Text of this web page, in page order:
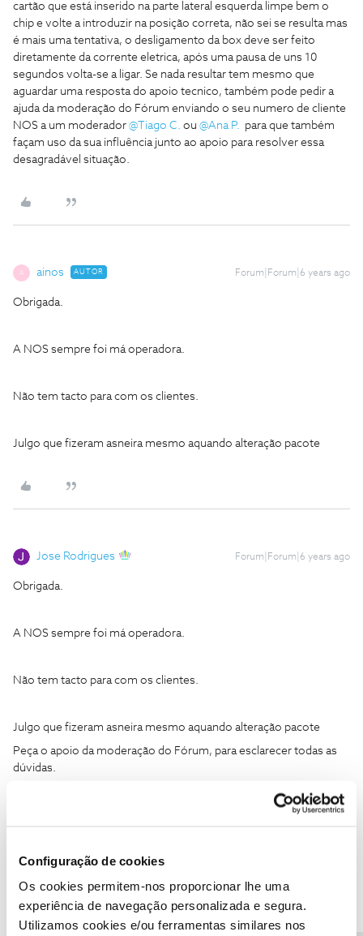
Configuração de cookies
Os cookies permitem-nos proporcionar lhe uma
experiência de navegação personalizada e segura.
Utilizamos cookies e/ou ferramentas similares nos
cartão que está inserido na parte lateral esquerda limpe bem o
chip e volte a introduzir na posição correta, não sei se resulta mas
é mais uma tentativa, o desligamento da box deve ser feito
diretamente da corrente eletrica, após uma pausa de uns 10
segundos volta-se a ligar. Se nada resultar tem mesmo que
aguardar uma resposta do apoio tecnico, também pode pedir a
ajuda da moderação do Fórum enviando o seu numero de cliente
NOS a um moderador @Tiago C. ou @Ana P. para que também
façam uso da sua influência junto ao apoio para resolver essa
desagradável situação.
A ainos AUTOR Forum|Forum|6 years ago
Obrigada.
A NOS sempre foi má operadora.
Não tem tacto para com os clientes.
Julgo que fizeram asneira mesmo aquando alteração pacote
Jose Rodrigues Forum|Forum|6 years ago
Obrigada.
A NOS sempre foi má operadora.
Não tem tacto para com os clientes.
Julgo que fizeram asneira mesmo aquando alteração pacote
Peça o apoio da moderação do Fórum, para esclarecer todas as
dúvidas.
A ainos Forum|Forum|6 years ago
Ja pedi.